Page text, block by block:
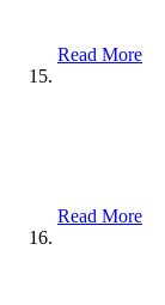
Read More
Read More